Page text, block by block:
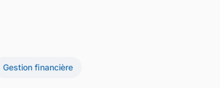
Gestion financière